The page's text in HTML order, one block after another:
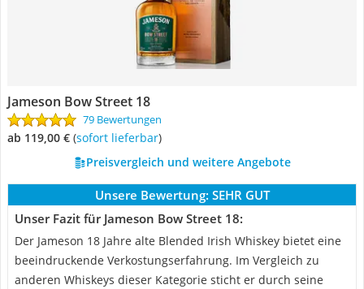
Jameson Bow Street 18
79 Bewertungen
ab 119,00 € ( Sofort lieferbar)
Preisvergleich und weitere Angebote
Unsere Bewertung: SEHR GUT
Unser Fazit für Jameson Bow Street 18:
Der Jameson 18 Jahre alte Blended Irish Whiskey bietet eine
beeindruckende Verkostungserfahrung. Im Vergleich zu
anderen Whiskeys dieser Kategorie sticht er durch seine